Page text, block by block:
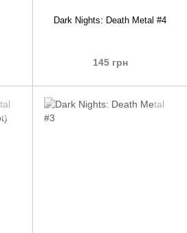
Dark Nights: Death Metal #4
145 грн